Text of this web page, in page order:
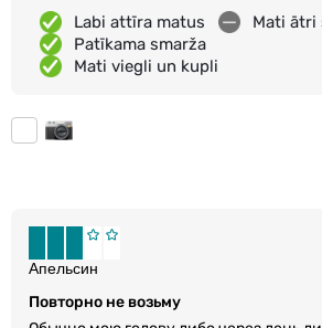
Labi attīra matus
Patīkama smarža
Mati viegli un kupli
Mati ātri
Повторно не возьму
Апельсин